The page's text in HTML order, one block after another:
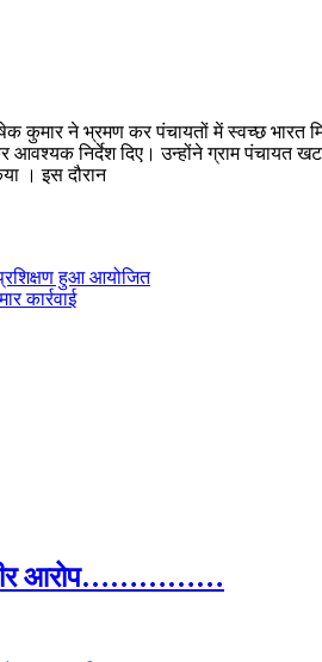
ने भ्रमण कर पंचायतों में स्वच्छ भारत मिशन
निर्देश दिए। उन्होंने ग्राम पंचायत
। इस दौरान
हुआ आयोजित
कार्रवाई
गंभीर आरोप……………